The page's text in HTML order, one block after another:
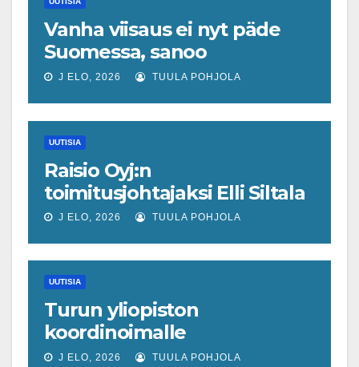
Vanha viisaus ei nyt päde
Suomessa, sanoo
ekonomisti, joka odottaa
ripeämpää piristymistä
J ELO, 2026 TUULA POHJOLA
UUTISIA
Raisio Oyj:n
toimitusjohtajaksi Elli Siltala
J ELO, 2026 TUULA POHJOLA
UUTISIA
Turun yliopiston
koordinoimalle
tohtoriverkostolle 4,4
J ELO, 2026 TUULA POHJOLA